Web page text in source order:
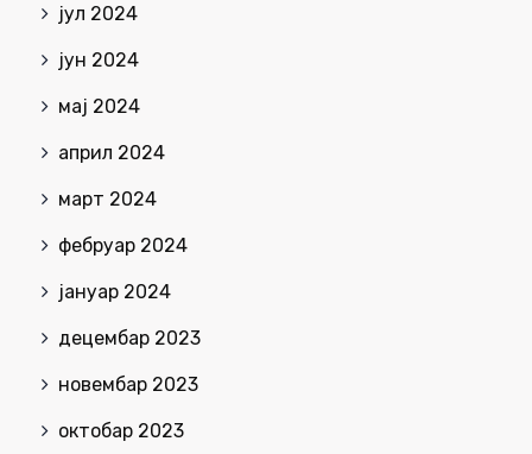
јул 2024
јун 2024
мај 2024
април 2024
март 2024
фебруар 2024
јануар 2024
децембар 2023
новембар 2023
октобар 2023